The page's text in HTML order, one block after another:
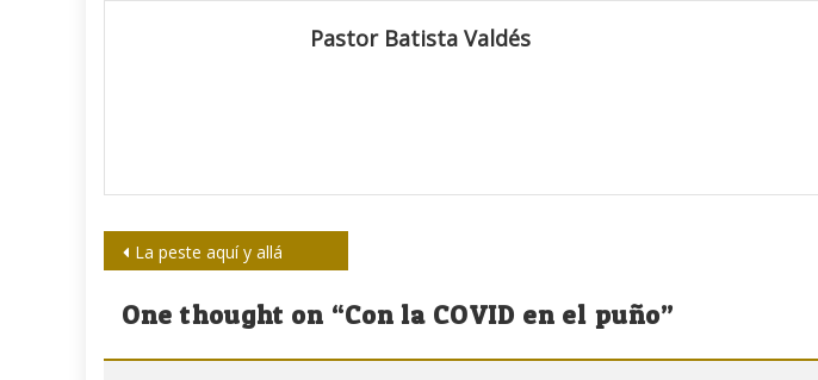
Pastor Batista Valdés
Navegación
de
La peste aquí y allá
One thought on “Con la COVID en el puño”